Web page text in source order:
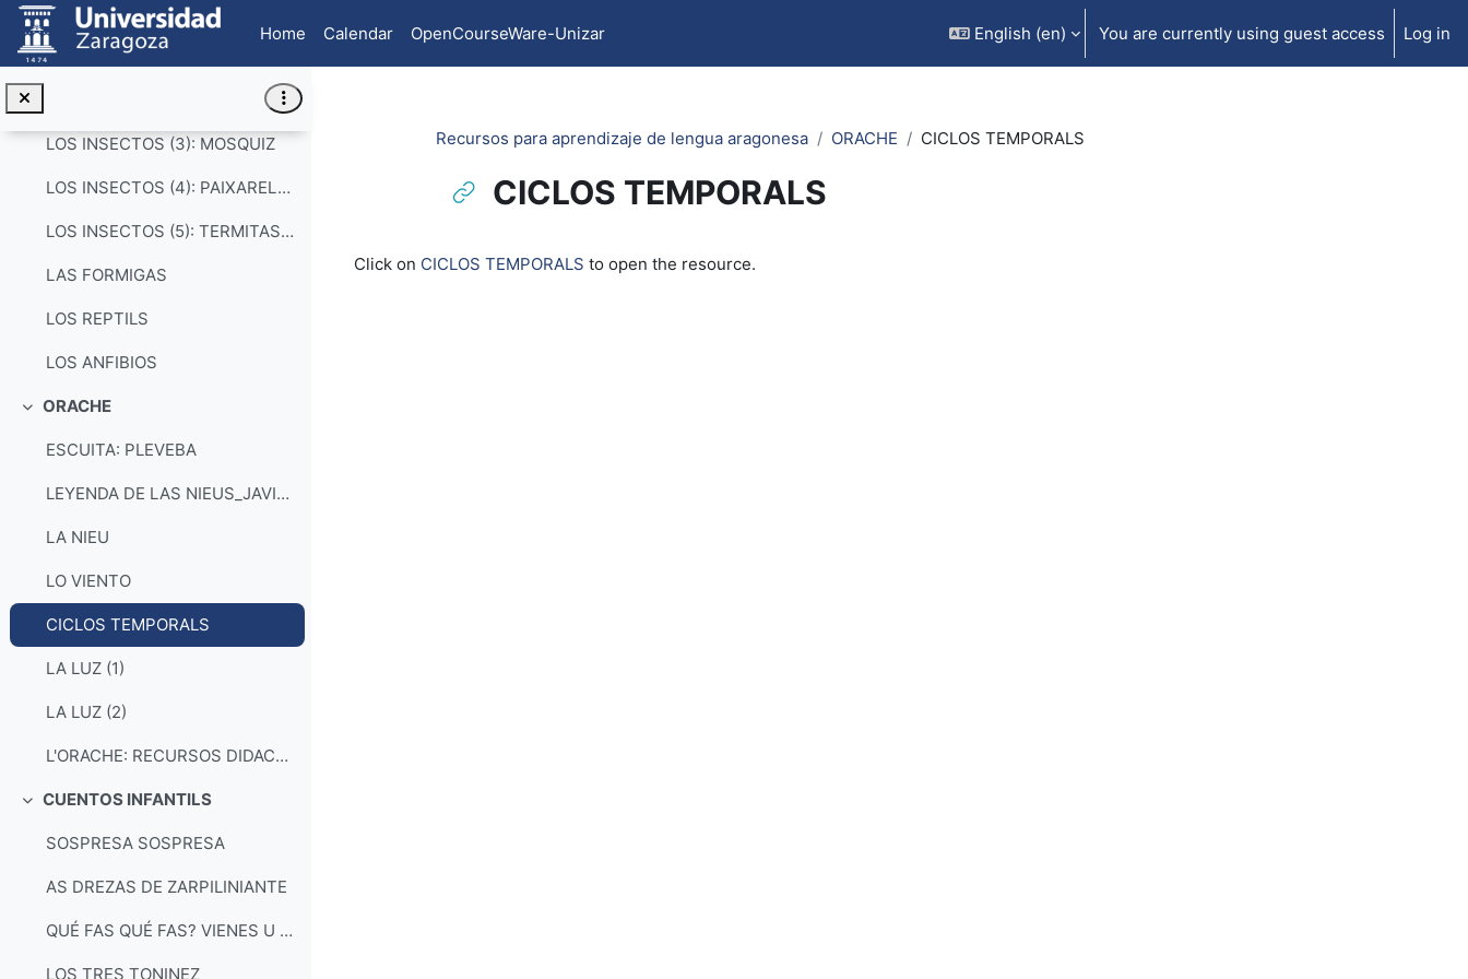
Skip to main content
Home
Calendar OpenCourseWare-Unizar English ‎(en)‎ You are currently using guest access Log in
FALSO AMIGO: ZORRO
LOS INSECTOS (2): MOSCAS, MOSQUINS, TABANS...
LOS INSECTOS (3): MOSQUIZ
LOS INSECTOS (4): PAIXARELAS, PALOMETAS, CUCARABACHO...
LOS INSECTOS (5): TERMITAS, CABALLEZ, ...
LAS FORMIGAS
LOS REPTILS
LOS ANFIBIOS
Collapse
ORACHE
ESCUITA: PLEVEBA
LEYENDA DE LAS NIEUS_JAVIER SIERRA
LA NIEU
LO VIENTO
CICLOS TEMPORALS
LA LUZ (1)
LA LUZ (2)
L'ORACHE: RECURSOS DIDACTICOS
Collapse
CUENTOS INFANTILS
SOSPRESA SOSPRESA
AS DREZAS DE ZARPILINIANTE
QUÉ FAS QUÉ FAS? VIENES U TE'N VAS?
LOS TRES TONINEZ
Recursos para aprendizaje de lengua aragonesa ORACHE CICLOS TEMPORALS
CICLOS TEMPORALS
Click on CICLOS TEMPORALS to open the resource.